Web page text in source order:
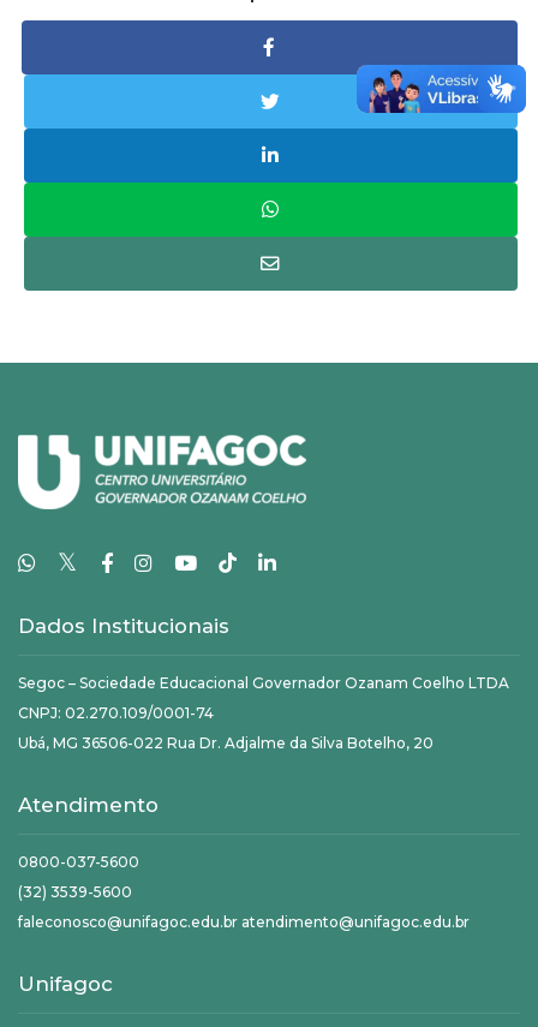
𝕏
Dados Institucionais
Segoc – Sociedade Educacional Governador Ozanam Coelho LTDA
CNPJ: 02.270.109/0001-74
Ubá, MG 36506-022 Rua Dr. Adjalme da Silva Botelho, 20
Atendimento
0800-037-5600
(32) 3539-5600
faleconosco@unifagoc.edu.br atendimento@unifagoc.edu.br
Unifagoc